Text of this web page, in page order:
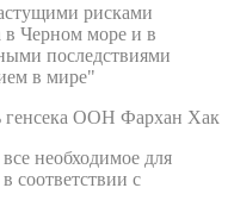
рисками
в Черном море и в
последствиями
в мире"
генсека ООН Фархан Хак
необходимое для
соответствии с